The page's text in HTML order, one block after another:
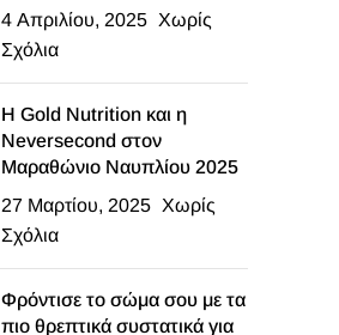
4 Απριλίου, 2025 Χωρίς
Σχόλια
Η Gold Nutrition και η
Neversecond στον
Μαραθώνιο Ναυπλίου 2025
27 Μαρτίου, 2025 Χωρίς
Σχόλια
Φρόντισε το σώμα σου με τα
πιο θρεπτικά συστατικά για